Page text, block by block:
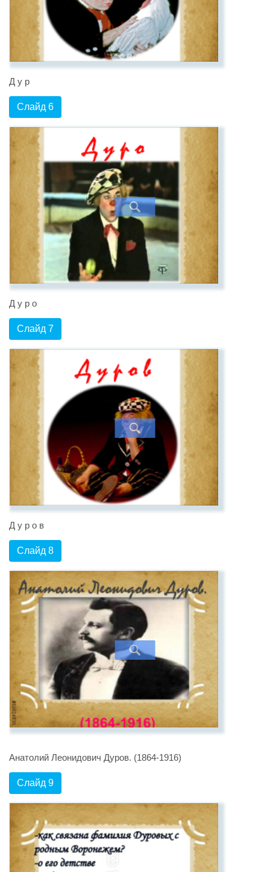
Д у р
Слайд 6
Д у р о
Слайд 7
Д у р о в
Слайд 8
Анатолий Леонидович Дуров. (1864-1916)
Слайд 9